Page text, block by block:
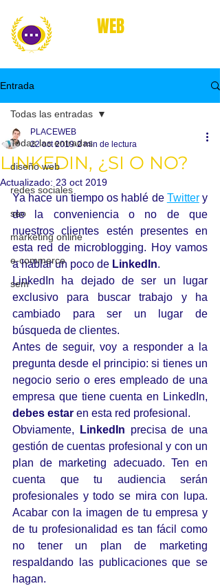
WEB
Entrada
Todas las entradas
diseño web
redes sociales
seo
marketing online
e-commerce
sem
Todas las entradas
LINKEDIN, ¿SI O NO?
PLACEWEB
22 oct 2019 2 min de lectura
Actualizado: 23 oct 2019
Ya hace un tiempo os hablé de Twitter y
de la conveniencia o no de que
nuestros clientes estén presentes en
esta red de microblogging. Hoy vamos
a hablar un poco de LinkedIn.
LinkedIn ha dejado de ser un lugar
exclusivo para buscar trabajo y ha
cambiado para ser un lugar de
búsqueda de clientes.
Antes de seguir, voy a responder a la
pregunta desde el principio: si tienes un
negocio serio o eres empleado de una
debes estar en esta red profesional.
Obviamente,
LinkedIn precisa de una
gestión de cuentas profesional y con un
plan de marketing adecuado. Ten en
cuenta que tu audiencia serán
profesionales y todo se mira con lupa.
Acabar con la imagen de tu empresa y
de tu profesionalidad es tan fácil como
no tener un plan de marketing
respaldando las publicaciones que se
hagan.